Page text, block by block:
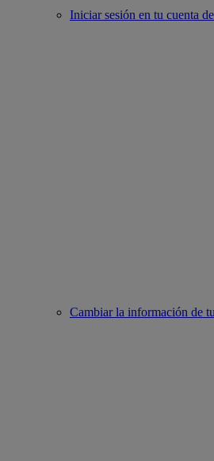
Iniciar sesión en tu cuenta
Cambiar la información de